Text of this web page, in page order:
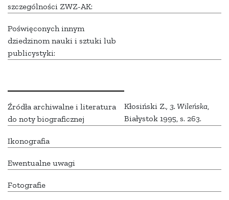
szczególności ZWZ-AK:
Poświęconych innym
dziedzinom nauki i sztuki lub
publicystyki:
Źródła archiwalne i literatura
do noty biograficznej
Kłosiński Z., 3. Wileńska,
Białystok 1995, s. 263.
Ikonografia
Ewentualne uwagi
Fotografie